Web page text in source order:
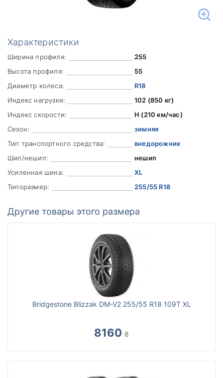
Характеристики
Ширина профиля:
255
Высота профиля:
55
Диаметр колеса:
R18
Индекс нагрузки:
102 (850 кг)
Индекс скорости:
H (210 км/час)
Сезон:
зимняя
Тип транспортного средства:
внедорожник
Шип/нешип:
нешип
Усиленная шина:
XL
Типоразмер:
255/55 R18
Другие товары этого размера
Bridgestone Blizzak DM-V2 255/55 R18 109T XL
8160 ₴